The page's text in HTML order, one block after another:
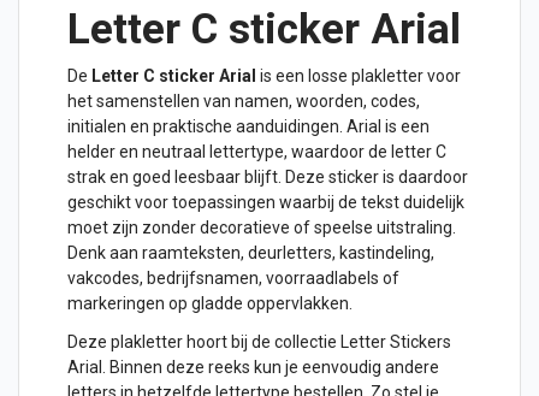
Letter C sticker Arial
De Letter C sticker Arial is een losse plakletter voor
het samenstellen van namen, woorden, codes,
initialen en praktische aanduidingen. Arial is een
helder en neutraal lettertype, waardoor de letter C
strak en goed leesbaar blijft. Deze sticker is daardoor
geschikt voor toepassingen waarbij de tekst duidelijk
moet zijn zonder decoratieve of speelse uitstraling.
Denk aan raamteksten, deurletters, kastindeling,
vakcodes, bedrijfsnamen, voorraadlabels of
markeringen op gladde oppervlakken.
Deze plakletter hoort bij de collectie Letter Stickers
Arial
. Binnen deze reeks kun je eenvoudig andere